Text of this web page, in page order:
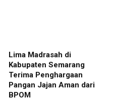
Lima Madrasah di
Kabupaten Semarang
Terima Penghargaan
Pangan Jajan Aman dari
BPOM